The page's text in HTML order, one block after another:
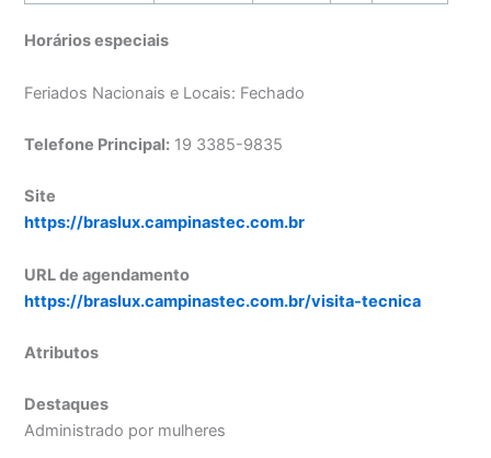
Horários especiais
Feriados Nacionais e Locais: Fechado
Telefone Principal: 19 3385-9835
Site
https://braslux.campinastec.com.br
URL de agendamento
https://braslux.campinastec.com.br/visita-tecnica
Atributos
Destaques
Administrado por mulheres